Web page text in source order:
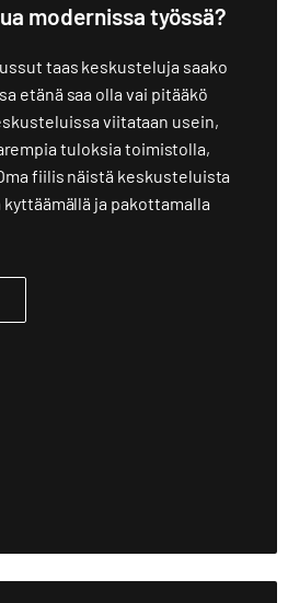
modernissa työssä?
taas keskusteluja saako
etänä saa olla vai pitääkö
viitataan usein,
tuloksia toimistolla,
fiilis näistä keskusteluista
ja pakottamalla